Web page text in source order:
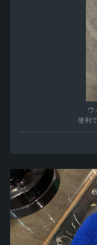
ウ
便利